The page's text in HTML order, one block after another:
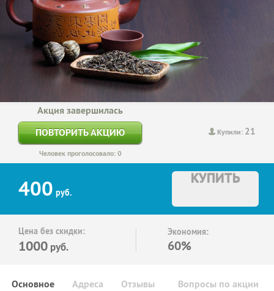
Купили: 21
Акция завершилась
ПОВТОРИТЬ АКЦИЮ
Человек проголосовало: 0
400 руб.
КУПИТЬ
Цена без скидки:
1000 руб.
Экономия:
60%
Основное Отзывы Вопросы по акции
Адреса